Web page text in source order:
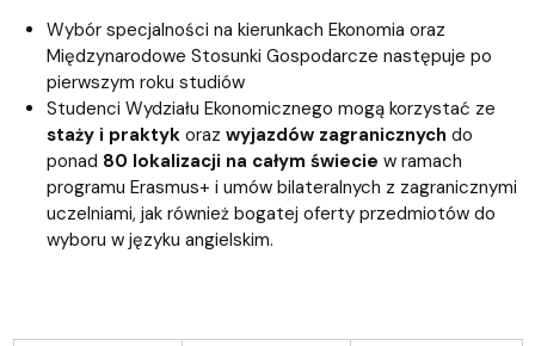
Wybór specjalności na kierunkach Ekonomia oraz
Międzynarodowe Stosunki Gospodarcze następuje po
pierwszym roku studiów
Studenci Wydziału Ekonomicznego mogą korzystać ze
staży i praktykoraz wyjazdów zagranicznych do
ponad 80 lokalizacji na całym świecie w ramach
programu Erasmus+ i umów bilateralnych z zagranicznymi
uczelniami, jak również bogatej oferty przedmiotów do
wyboru w języku angielskim.